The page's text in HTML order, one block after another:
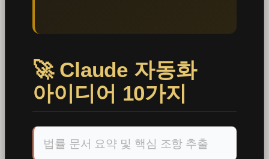
🚀 Claude 자동화
아이디어 10가지
법률 문서 요약 및 핵심 조항 추출